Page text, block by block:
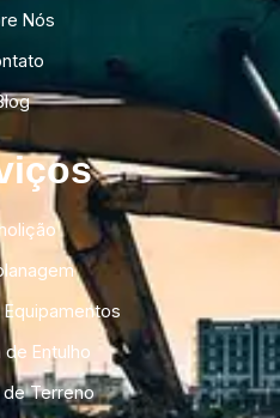
Nós
de Entulho
Terreno